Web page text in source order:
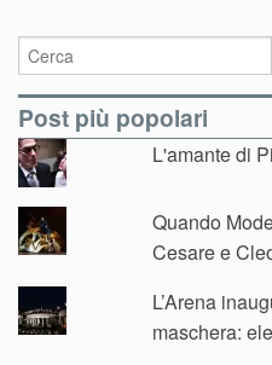
Post più popolari
L'amante di
Quando
Cesare e
L’Arena
maschera: